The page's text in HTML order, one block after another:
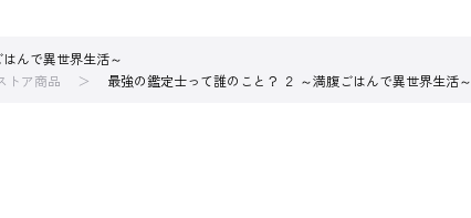
んで異世界生活～
トア商品 最強の鑑定士って誰のこと？ ２ ～満腹ごはんで異世界生活～